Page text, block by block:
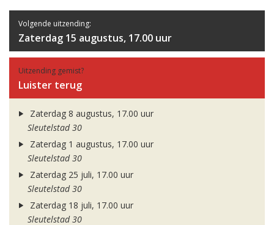
Volgende uitzending:
Zaterdag 15 augustus, 17.00 uur
Uitzending gemist?
Luister terug
Zaterdag 8 augustus, 17.00 uur
Sleutelstad 30
Zaterdag 1 augustus, 17.00 uur
Sleutelstad 30
Zaterdag 25 juli, 17.00 uur
Sleutelstad 30
Zaterdag 18 juli, 17.00 uur
Sleutelstad 30